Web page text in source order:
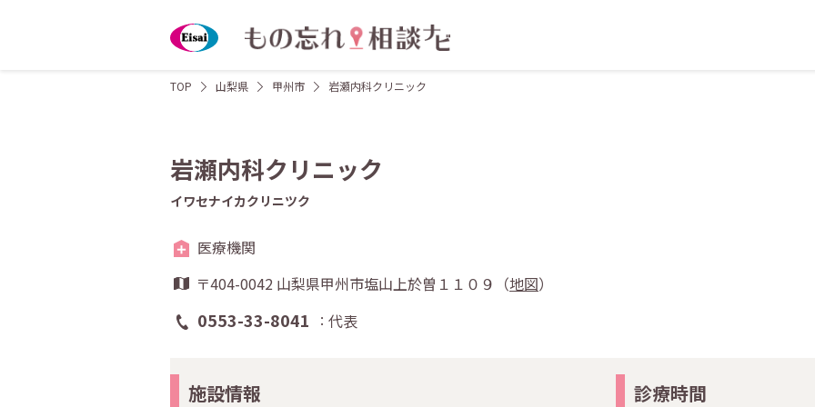
TOP 山梨県 甲州市 岩瀬内科クリニック
岩瀬内科クリニック
イワセナイカクリニツク
医療機関
〒404-0042 山梨県甲州市塩山上於曽１１０９（地図）
0553-33-8041 代表
施設情報 診療時間